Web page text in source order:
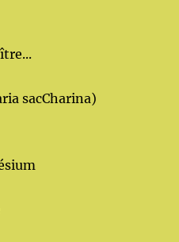
sacCharina)